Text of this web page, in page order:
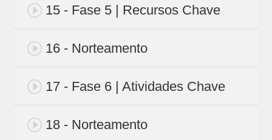
15 - Fase 5 | Recursos Chave
16 - Norteamento
17 - Fase 6 | Atividades Chave
18 - Norteamento